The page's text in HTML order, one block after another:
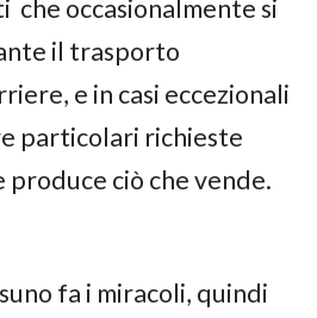
che occasionalmente si
il trasporto
e in casi eccezionali
particolari richieste
ciò che vende.
fa i miracoli, quindi